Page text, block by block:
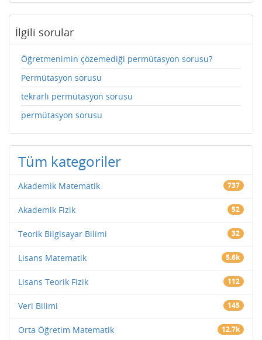
İlgili sorular
Öğretmenimin çözemediği permütasyon sorusu?
Permütasyon sorusu
tekrarlı permütasyon sorusu
permütasyon sorusu
Tüm kategoriler
Akademik Matematik 737
Akademik Fizik 52
Teorik Bilgisayar Bilimi 32
Lisans Matematik 5.6k
Lisans Teorik Fizik 112
Veri Bilimi 145
Orta Öğretim Matematik 12.7k